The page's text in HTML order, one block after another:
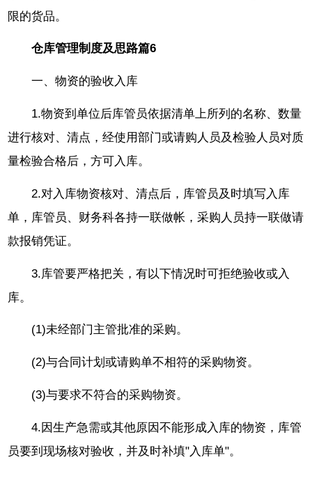
限的货品。
仓库管理制度及思路篇6
一、物资的验收入库
1.物资到单位后库管员依据清单上所列的名称、数量
进行核对、清点，经使用部门或请购人员及检验人员对质
量检验合格后，方可入库。
2.对入库物资核对、清点后，库管员及时填写入库
单，库管员、财务科各持一联做帐，采购人员持一联做请
款报销凭证。
3.库管要严格把关，有以下情况时可拒绝验收或入
库。
(1)未经部门主管批准的采购。
(2)与合同计划或请购单不相符的采购物资。
(3)与要求不符合的采购物资。
4.因生产急需或其他原因不能形成入库的物资，库管
员要到现场核对验收，并及时补填"入库单"。